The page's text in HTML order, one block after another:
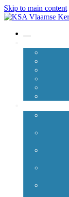
Skip to main content